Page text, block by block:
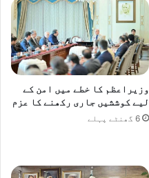
وزیراعظم کا خطے میں امن کے
لیے کوششیں جاری رکھنے کا عزم
6 گھنٹے پہلے